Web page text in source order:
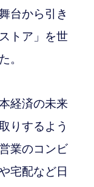
台から引き
トア」を世
。
経済の未来
りするよう
業のコンビ
宅配など日